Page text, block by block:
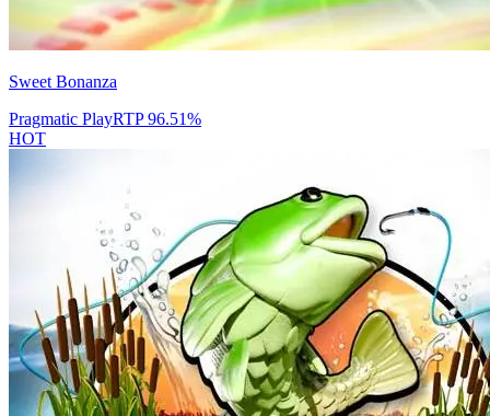
Sweet Bonanza
Pragmatic PlayRTP96.51%
HOT